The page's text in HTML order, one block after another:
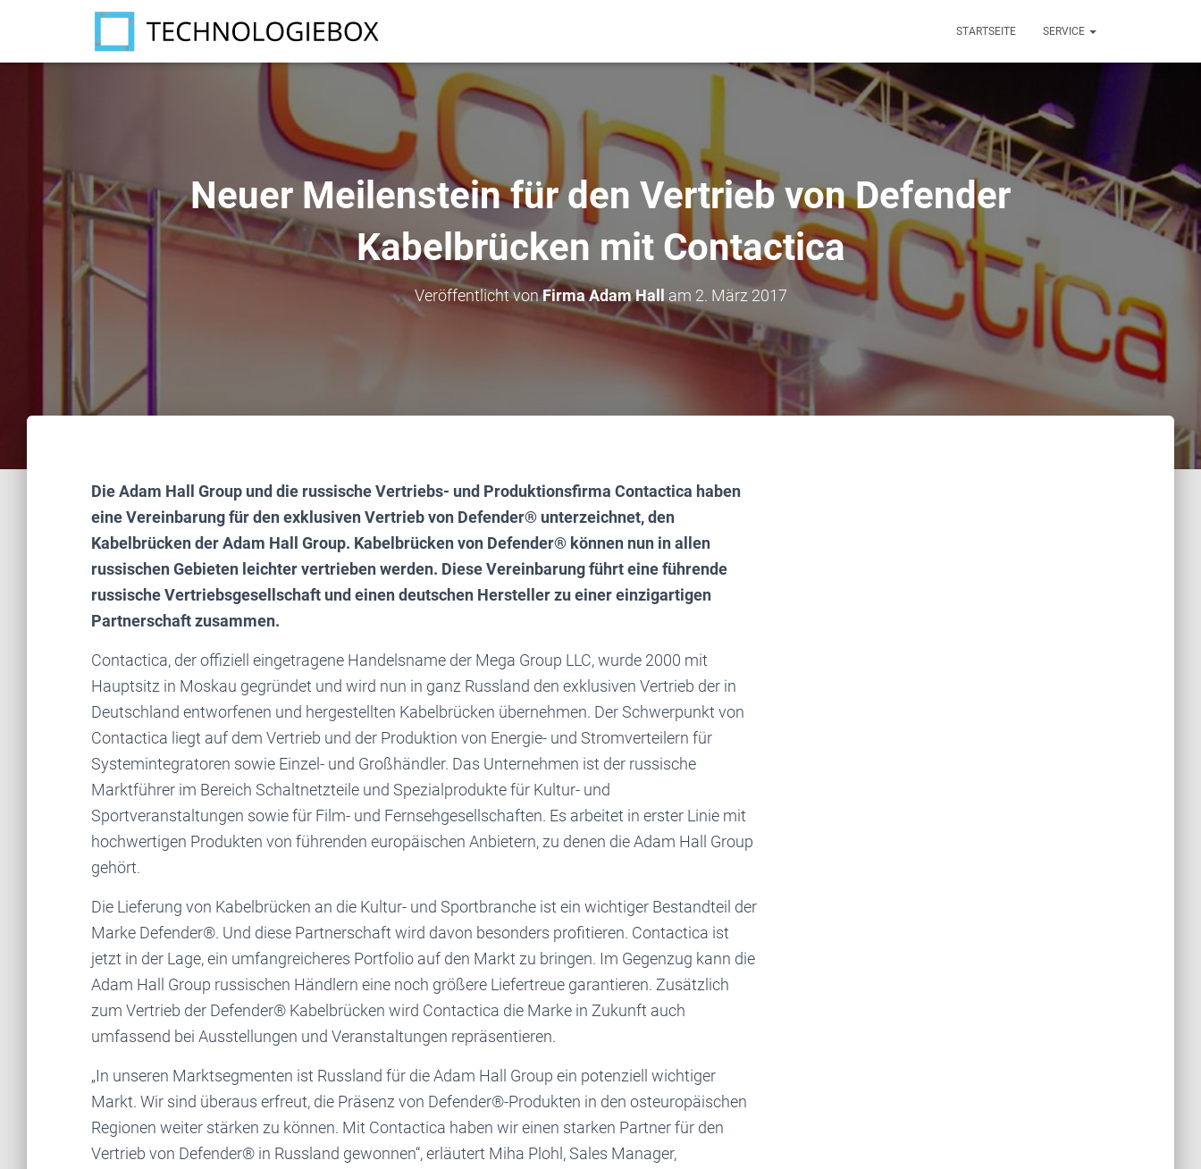
STARTSEITE SERVICE
Neuer Meilenstein für den Vertrieb von Defender
Kabelbrücken mit Contactica
Veröffentlicht vonFirma Adam Hall am 2. März 2017
Die Adam Hall Group und die russische Vertriebs- und Produktionsfirma Contactica haben
eine Vereinbarung für den exklusiven Vertrieb von Defender® unterzeichnet, den
Kabelbrücken der Adam Hall Group. Kabelbrücken von Defender® können nun in allen
russischen Gebieten leichter vertrieben werden. Diese Vereinbarung führt eine führende
russische Vertriebsgesellschaft und einen deutschen Hersteller zu einer einzigartigen
Partnerschaft zusammen.
Contactica, der offiziell eingetragene Handelsname der Mega Group LLC, wurde 2000 mit
Hauptsitz in Moskau gegründet und wird nun in ganz Russland den exklusiven Vertrieb der in
Deutschland entworfenen und hergestellten Kabelbrücken übernehmen. Der Schwerpunkt von
Contactica liegt auf dem Vertrieb und der Produktion von Energie- und Stromverteilern für
Systemintegratoren sowie Einzel- und Großhändler. Das Unternehmen ist der russische
Marktführer im Bereich Schaltnetzteile und Spezialprodukte für Kultur- und
Sportveranstaltungen sowie für Film- und Fernsehgesellschaften. Es arbeitet in erster Linie mit
hochwertigen Produkten von führenden europäischen Anbietern, zu denen die Adam Hall Group
gehört.
Die Lieferung von Kabelbrücken an die Kultur- und Sportbranche ist ein wichtiger Bestandteil der
Marke Defender®. Und diese Partnerschaft wird davon besonders profitieren. Contactica ist
jetzt in der Lage, ein umfangreicheres Portfolio auf den Markt zu bringen. Im Gegenzug kann die
Adam Hall Group russischen Händlern eine noch größere Liefertreue garantieren. Zusätzlich
zum Vertrieb der Defender® Kabelbrücken wird Contactica die Marke in Zukunft auch
umfassend bei Ausstellungen und Veranstaltungen repräsentieren.
„In unseren Marktsegmenten ist Russland für die Adam Hall Group ein potenziell wichtiger
Markt. Wir sind überaus erfreut, die Präsenz von Defender®-Produkten in den osteuropäischen
Regionen weiter stärken zu können. Mit Contactica haben wir einen starken Partner für den
Vertrieb von Defender® in Russland gewonnen“, erläutert Miha Plohl, Sales Manager,